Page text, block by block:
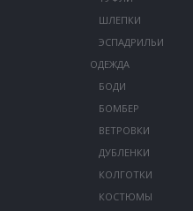
ШЛЕПКИ
ЭСПАДРИЛЬИ
ОДЕЖДА
БОДИ
БОМБЕР
ВЕТРОВКИ
ДУБЛЕНКИ
КОЛГОТКИ
КОСТЮМЫ